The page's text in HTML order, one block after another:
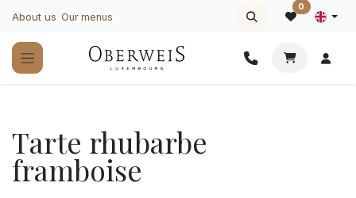
About us Our menus
0
Tarte rhubarbe
framboise